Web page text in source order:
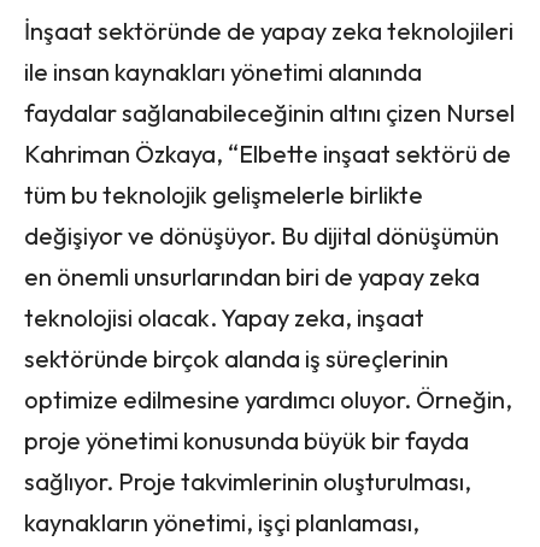
İnşaat sektöründe de yapay zeka teknolojileri
ile insan kaynakları yönetimi alanında
faydalar sağlanabileceğinin altını çizen Nursel
Kahriman Özkaya, “Elbette inşaat sektörü de
tüm bu teknolojik gelişmelerle birlikte
değişiyor ve dönüşüyor. Bu dijital dönüşümün
en önemli unsurlarından biri de yapay zeka
teknolojisi olacak. Yapay zeka, inşaat
sektöründe birçok alanda iş süreçlerinin
optimize edilmesine yardımcı oluyor. Örneğin,
proje yönetimi konusunda büyük bir fayda
sağlıyor. Proje takvimlerinin oluşturulması,
kaynakların yönetimi, işçi planlaması,